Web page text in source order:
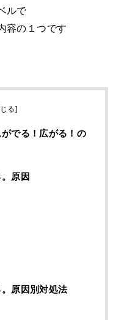
ルで
容の１つです
る]
でる！広がる！の
原因
原因別対処法